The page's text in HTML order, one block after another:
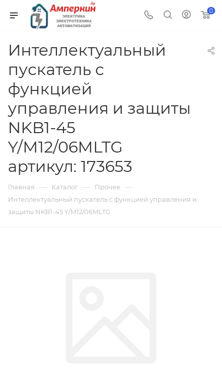
0
Интеллектуальный
пускатель с
функцией
управления и защиты
NKB1-45
Y/M12/06MLTG
артикул: 173653
Главная — Каталог — Прочее —
Интеллектуальный пускатель с функцией управления и
защиты NKB1-45 Y/M12/06MLTG